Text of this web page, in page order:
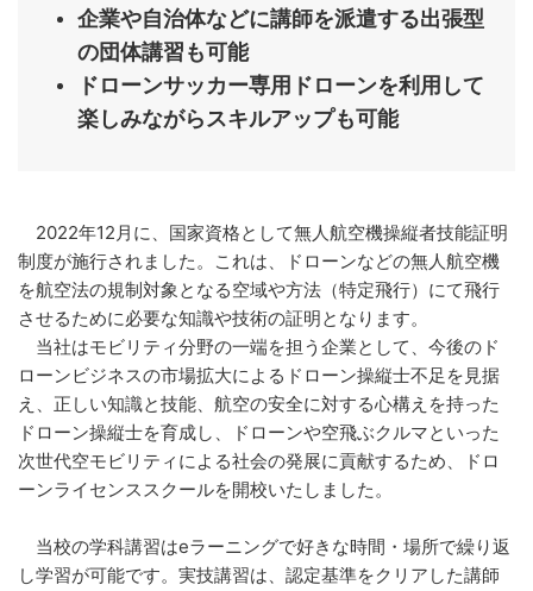
企業や自治体などに講師を派遣する出張型
の団体講習も可能
ドローンサッカー専用ドローンを利用して
楽しみながらスキルアップも可能
2022年12月に、国家資格として無人航空機操縦者技能証明
制度が施行されました。これは、ドローンなどの無人航空機
を航空法の規制対象となる空域や方法（特定飛行）にて飛行
させるために必要な知識や技術の証明となります。
当社はモビリティ分野の一端を担う企業として、今後のド
ローンビジネスの市場拡大によるドローン操縦士不足を見据
え、正しい知識と技能、航空の安全に対する心構えを持った
ドローン操縦士を育成し、ドローンや空飛ぶクルマといった
次世代空モビリティによる社会の発展に貢献するため、ドロ
ーンライセンススクールを開校いたしました。
当校の学科講習はeラーニングで好きな時間・場所で繰り返
し学習が可能です。実技講習は、認定基準をクリアした講師